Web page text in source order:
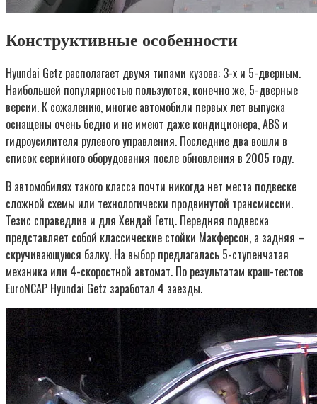
Конструктивные особенности
Hyundai Getz располагает двумя типами кузова: 3-х и 5-дверным.
Наибольшей популярностью пользуются, конечно же, 5-дверные
версии. К сожалению, многие автомобили первых лет выпуска
оснащены очень бедно и не имеют даже кондиционера, ABS и
гидроусилителя рулевого управления. Последние два вошли в
список серийного оборудования после обновления в 2005 году.
В автомобилях такого класса почти никогда нет места подвеске
сложной схемы или технологически продвинутой трансмиссии.
Тезис справедлив и для Хендай Гетц. Передняя подвеска
представляет собой классические стойки Макферсон, а задняя –
скручивающуюся балку. На выбор предлагалась 5-ступенчатая
механика или 4-скоростной автомат. По результатам краш-тестов
EuroNCAP Hyundai Getz заработал 4 заезды.